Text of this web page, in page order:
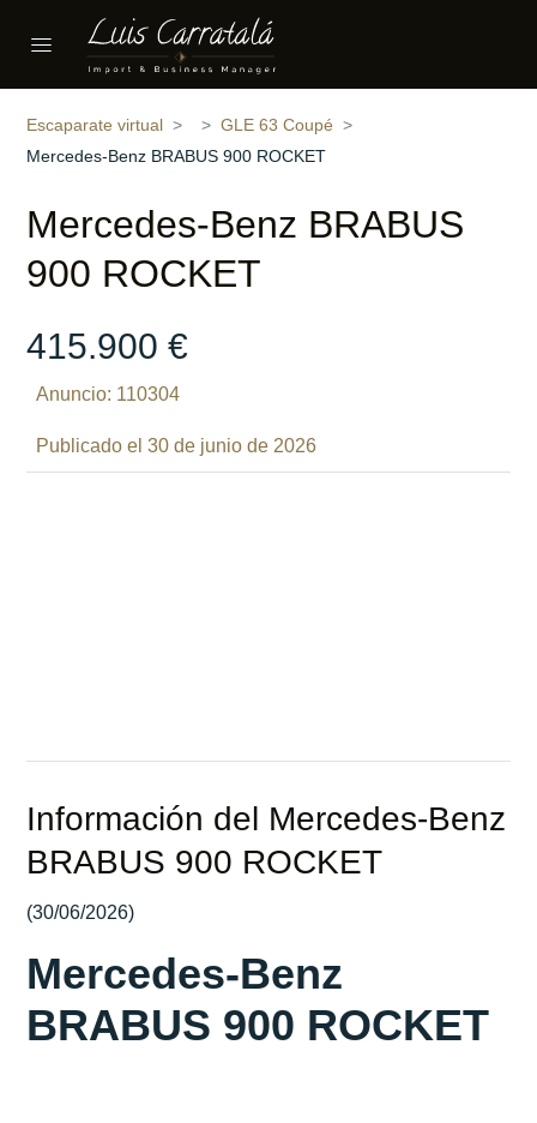
‹ ›
Compartir
Escaparate virtual
GLE 63 Coupé
Mercedes-Benz BRABUS 900 ROCKET
Mercedes-Benz BRABUS
900 ROCKET
415.900 €
Anuncio: 110304
Publicado el 30 de junio de 2026
Información del Mercedes-Benz
BRABUS 900 ROCKET
(30/06/2026)
Mercedes-Benz
BRABUS 900 ROCKET